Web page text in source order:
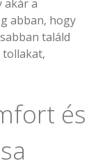
akár a
abban, hogy
találd
tollakat,
és